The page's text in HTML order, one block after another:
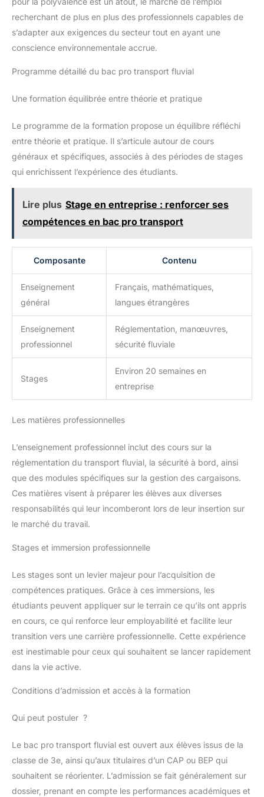
recherchant de plus en plus des professionnels capables de
s’adapter aux exigences du secteur tout en ayant une
conscience environnementale accrue.
Programme détaillé du bac pro transport fluvial
Une formation équilibrée entre théorie et pratique
Le programme de la formation propose un équilibre réfléchi
entre théorie et pratique. Il s’articule autour de cours
généraux et spécifiques, associés à des périodes de stages
qui enrichissent l’expérience des étudiants.
Lire plus Stage en entreprise : renforcer ses
compétences en bac pro transport
Composante Contenu
Enseignement
général
Français, mathématiques,
langues étrangères
Enseignement
professionnel
Réglementation, manœuvres,
sécurité fluviale
Stages
Environ 20 semaines en
entreprise
Les matières professionnelles
L’enseignement professionnel inclut des cours sur la
réglementation du transport fluvial, la sécurité à bord, ainsi
que des modules spécifiques sur la gestion des cargaisons.
Ces matières visent à préparer les élèves aux diverses
responsabilités qui leur incomberont lors de leur insertion sur
le marché du travail.
Stages et immersion professionnelle
Les stages sont un levier majeur pour l’acquisition de
compétences pratiques. Grâce à ces immersions, les
étudiants peuvent appliquer sur le terrain ce qu’ils ont appris
en cours, ce qui renforce leur employabilité et facilite leur
transition vers une carrière professionnelle. Cette expérience
est inestimable pour ceux qui souhaitent se lancer rapidement
dans la vie active.
Conditions d’admission et accès à la formation
Qui peut postuler ?
Le bac pro transport fluvial est ouvert aux élèves issus de la
classe de 3e, ainsi qu’aux titulaires d’un CAP ou BEP qui
souhaitent se réorienter. L’admission se fait généralement sur
dossier, prenant en compte les performances académiques et